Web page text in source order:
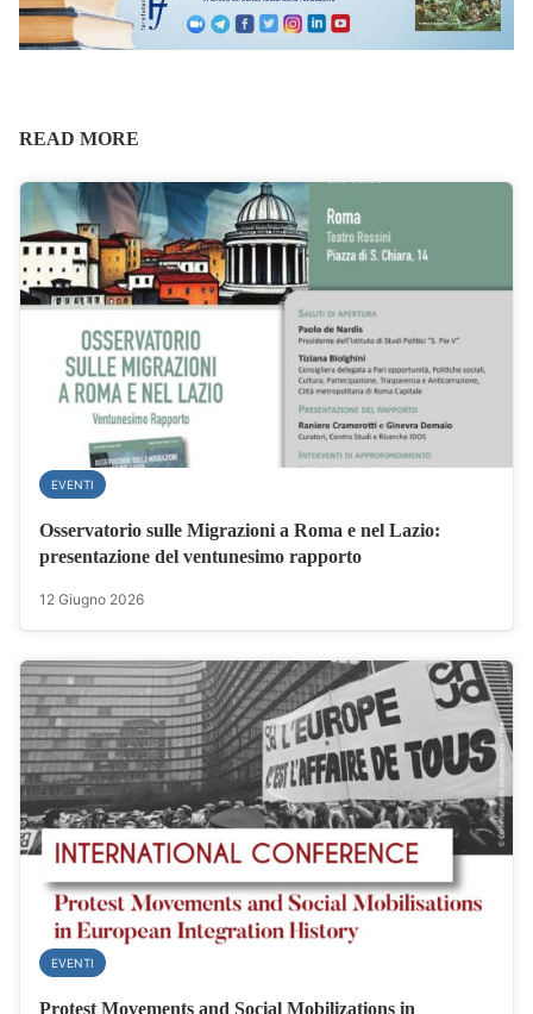
READ MORE
EVENTI
Osservatorio sulle Migrazioni a Roma e nel Lazio:
presentazione del ventunesimo rapporto
12 Giugno 2026
EVENTI
Protest Movements and Social Mobilizations in